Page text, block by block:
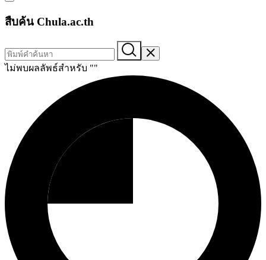
สืบค้น Chula.ac.th
ไม่พบผลลัพธ์สำหรับ ""